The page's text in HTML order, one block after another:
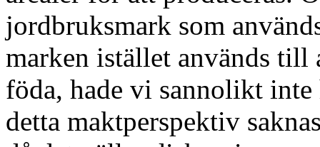
jordbruksmark som
marken istället används
föda, hade vi sannolikt
detta maktperspektiv